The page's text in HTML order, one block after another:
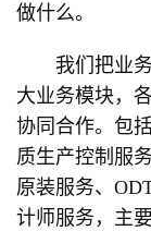
做什么。
我们把业务
大业务模块，
协同合作。包
质生产控制服
原装服务、
计师服务，主